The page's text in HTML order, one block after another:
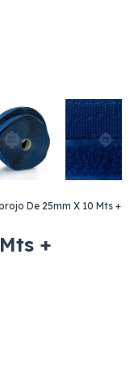
De 25mm X 10 Mts +
+